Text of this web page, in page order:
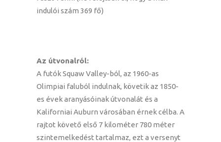
indulói szám 369 fő)
Az útvonalról:
A futók Squaw Valley-ból, az 1960-as
Olimpiai faluból indulnak, követik az 1850-
es évek aranyásóinak útvonalát és a
Kaliforniai Auburn városában érnek célba. A
rajtot követő első 7 kilométer 780 méter
szintemelkedést tartalmaz, ezt a versenyt